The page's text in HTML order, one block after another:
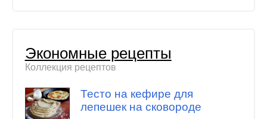
Экономные рецепты
Коллекция рецептов
Тесто на кефире для
лепешек на сковороде